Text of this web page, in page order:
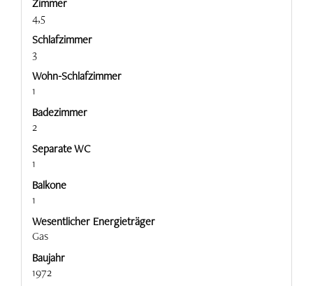
Zimmer
4,5
Schlafzimmer
3
Wohn-Schlafzimmer
1
Badezimmer
2
Separate WC
1
Balkone
1
Wesentlicher Energieträger
Gas
Baujahr
1972